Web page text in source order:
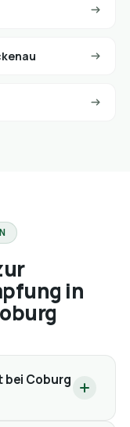
in
bei Coburg